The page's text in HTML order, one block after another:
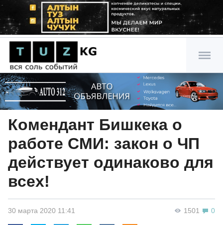
Комендант Бишкека о
работе СМИ: закон о ЧП
действует одинаково для
всех!
1501 0
30 марта 2020 11:41